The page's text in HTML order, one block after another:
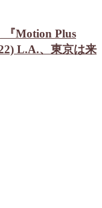
『Motion Plus
L.A.、東京は来